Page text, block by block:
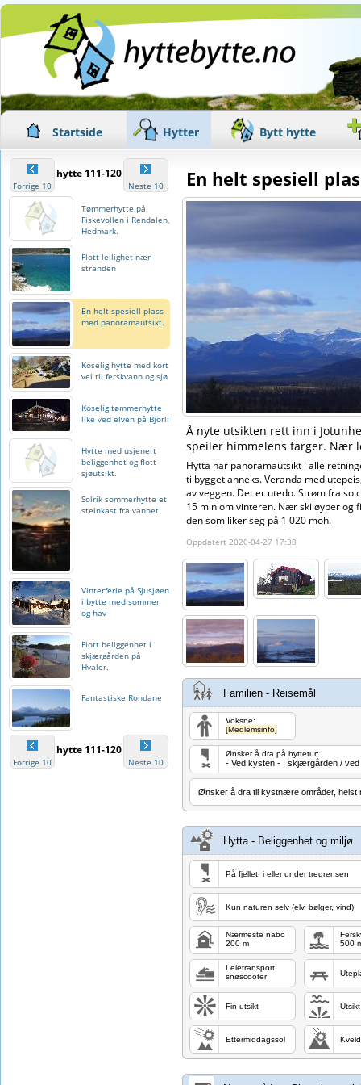
Startside Hytter Bytt hytte
Forrige 10
hytte 111-120
Neste 10
Tømmerhytte på
Fiskevollen i Rendalen,
Hedmark.
Flott leilighet nær
stranden
En helt spesiell plass
med panoramautsikt.
Koselig hytte med kort
vei til ferskvann og sjø
Koselig tømmerhytte
like ved elven på Bjorli
Hytte med usjenert
beliggenhet og flott
sjøutsikt.
Solrik sommerhytte et
steinkast fra vannet.
Vinterferie på Sjusjøen
i bytte med sommer
og hav
Flott beliggenhet i
skjærgården på
Hvaler.
Fantastiske Rondane
Forrige 10
hytte 111-120
Neste 10
En helt spesiell
Å nyte utsikten rett inn i
speiler himmelens farger. Nær
Hytta har panoramautsikt i alle
tilbygget anneks. Veranda med
av veggen. Det er utedo. Strøm fra
15 min om vinteren. Nær skiløyper og
den som liker seg på 1 020 moh.
Oppdatert 2020-04-27 17:38
Familien - Reisemål
Voksne:
[Medlemsinfo]
Ønsker å dra på hyttetur:
- Ved kysten - I skjærgården / ved
Ønsker å dra til kystnære områder, helst
Hytta - Beliggenhet og miljø
På fjellet, i eller under tregrensen
Kun naturen selv (elv, bølger, vind)
Nærmeste nabo
200 m
500
Leietransport
snøscooter
Fin utsikt
Ettermiddagssol